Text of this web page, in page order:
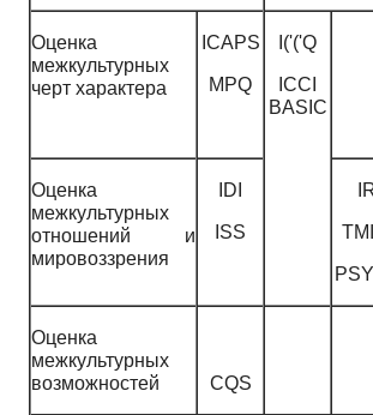
Оценка
межкультурных
черт характера
ICAPS
MPQ
I('('Q
ICCI
BASIC
Оценка
межкультурных
отношений и
мировоззрения
IDI
ISS
Оценка
межкультурных
возможностей
CQS